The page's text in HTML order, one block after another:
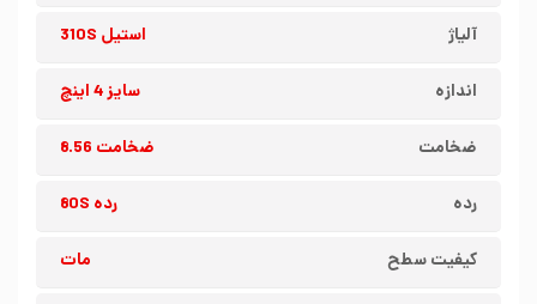
آلیاژ استیل 310S
اندازه سایز 4 اینچ
ضخامت ضخامت 8.56
رده رده 80S
کیفیت سطح مات